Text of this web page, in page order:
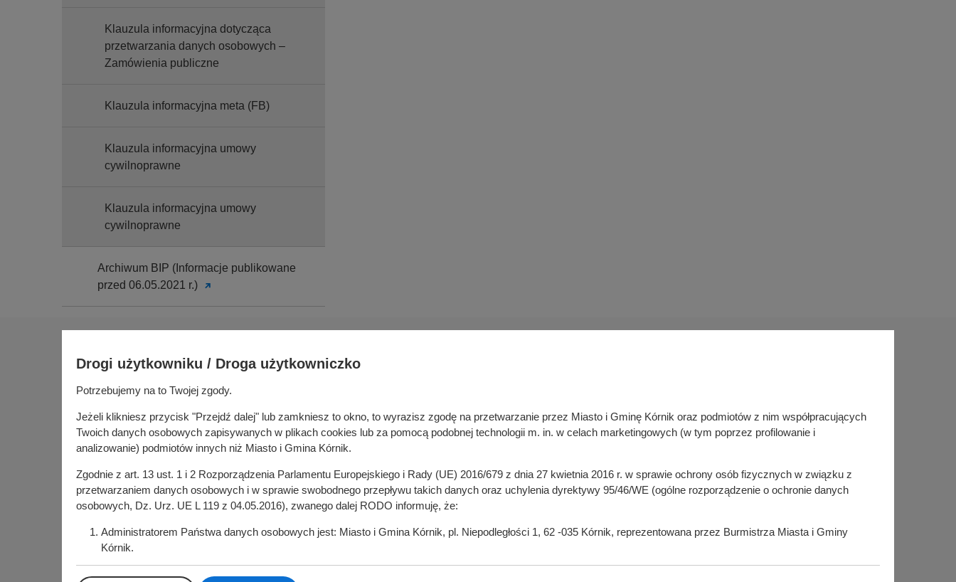
Klauzula informacyjna dotycząca
przetwarzania danych osobowych –
Zamówienia publiczne
Klauzula informacyjna meta (FB)
Klauzula informacyjna umowy
cywilnoprawne
Klauzula informacyjna umowy
cywilnoprawne
Archiwum BIP (Informacje publikowane
przed 06.05.2021 r.)
Urząd Miasta i Gminy Kórnik
pl. Niepodległości 1
62-035 Kórnik
Sołectwa
Kórniczanin
Rejestr zmian
Śledź nas na
Facebook
Drogi użytkowniku / Droga użytkowniczko
Potrzebujemy na to Twojej zgody.
Jeżeli klikniesz przycisk "Przejdź dalej" lub zamkniesz to okno, to wyrazisz zgodę na przetwarzanie przez Miasto i Gminę Kórnik oraz podmiotów z nim współpracujących
Twoich danych osobowych zapisywanych w plikach cookies lub za pomocą podobnej technologii m. in. w celach marketingowych (w tym poprzez profilowanie i
analizowanie) podmiotów innych niż Miasto i Gmina Kórnik.
Zgodnie z art. 13 ust. 1 i 2 Rozporządzenia Parlamentu Europejskiego i Rady (UE) 2016/679 z dnia 27 kwietnia 2016 r. w sprawie ochrony osób fizycznych w związku z
przetwarzaniem danych osobowych i w sprawie swobodnego przepływu takich danych oraz uchylenia dyrektywy 95/46/WE (ogólne rozporządzenie o ochronie danych
osobowych, Dz. Urz. UE L 119 z 04.05.2016), zwanego dalej RODO informuję, że:
Administratorem Państwa danych osobowych jest: Miasto i Gmina Kórnik, pl. Niepodległości 1, 62 -035 Kórnik, reprezentowana przez Burmistrza Miasta i Gminy
Kórnik.
Administrator powołał Inspektora Ochrony Danych, z którym kontakt możliwy za pośrednictwem adresu e - mail: abi@umig.kornik.pl oraz telefonicznie pod numerem